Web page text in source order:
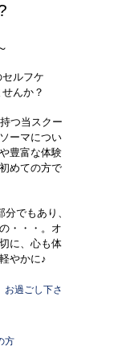
ルフケ
んか？
つ当スクー
ーマについ
豊富な体験
めての方で
でもあり、
・・・。オ
に、心も体
やかに♪
お過ごし下さ
方